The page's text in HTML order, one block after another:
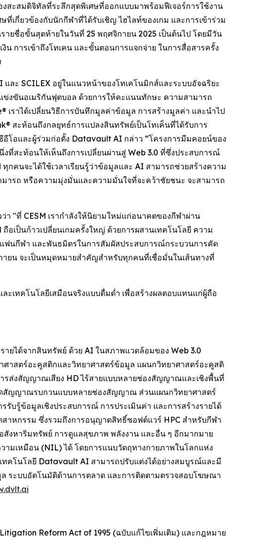
ะสมดิจิทัลที่ระลึกสุดพิเศษที่ออกแบบมาพร้อมฟีเจอร์การใช้งาน
ที่เกี่ยวข้องกับนักกีฬาที่ได้รับเชิญ ไฮไลท์ของเกม และการเข้าร่วม
ยชื่อขั้นสุดท้ายในวันที่ 25 พฤศจิกายน 2025 เป็นต้นไป โดยมีวัน
การเข้าถึงโทเคน และขั้นตอนการแจกจ่าย ในการสื่อสารครั้ง
ละ SCILEX อยู่ในแนวหน้าของโทเคโนมิกส์และระบบอัจฉริยะ
งขันอเมริกันฟุตบอล ด้วยการให้คะแนนทักษะ ความสามารถ
เราได้เปลี่ยนวิธีการบันทึกมูลค่าข้อมูล การสร้างมูลค่า และนำไป
สะท้อนถึงกลยุทธ์การแปลงสินทรัพย์เป็นโทเค็นที่ได้รับการ
โอและผู้ร่วมก่อตั้ง Datavault AI กล่าว “โครงการมีมคอยน์ของ
ที่สะท้อนให้เห็นถึงการเปลี่ยนผ่านสู่ Web 3.0 ที่ซึ่งประสบการณ์
กคนจะได้ใช้เวลาเรียนรู้ว่าข้อมูลและ AI สามารถช่วยสร้างความ
ารถ หรือความมุ่งมั่นและความมั่นใจที่จะคว้าชัยชนะ จะสามารถ
"ที่ CESM เรากำลังให้นิยามใหม่แก่อนาคตของกีฬาผ่าน
เป็นก้าวเปลี่ยนเกมครั้งใหญ่ ด้วยการผสานเทคโนโลยี ความ
ฟนกีฬา และพันธมิตรในการสัมผัสประสบการณ์กระบวนการคัด
ยน จะเป็นหมุดหมายสำคัญสำหรับทุกคนที่เชื่อมั่นในเส้นทางที่
เทคโนโลยีเสมือนจริงแบบดื่มด่ำ เพื่อสร้างผลตอบแทนแก่ผู้ถือ
ยได้จากสินทรัพย์ ด้วย AI ในสภาพแวดล้อมของ Web 3.0
าสตร์อะคูสติกและวิทยาศาสตร์ข้อมูล แผนกวิทยาศาสตร์อะคูสติ
รส่งสัญญาณเสียง HD ไร้สายแบบหลายช่องสัญญาณและเชิงพื้นที่
ดสัญญาณรบกวนแบบหลายช่องสัญญาณ ส่วนแผนกวิทยาศาสตร์
บรู้ข้อมูลเชิงประสบการณ์ การประเมินค่า และการสร้างรายได้
หกรรม ซึ่งรวมถึงการอนุญาตสิทธิ์ซอฟต์แวร์ HPC สำหรับกีฬา
สังหาริมทรัพย์ การดูแลสุขภาพ พลังงาน และอื่น ๆ อีกมากมาย
มเหมือน (NIL) ได้ โดยการแนบวัตถุทางกายภาพในโลกแห่ง
คโนโลยี Datavault AI สามารถปรับแต่งได้อย่างสมบูรณ์และมี
ระบบอัตโนมัติด้านการตลาด และการติดตามตรวจสอบโฆษณา
Reform Act of 1995 (ฉบับแก้ไขเพิ่มเติม) และกฎหมาย